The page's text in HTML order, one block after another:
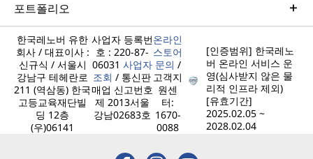
포트폴리오
한국레노버 유한
회사 / 대표이사 :
신규식 / 서울시
강남구 테헤란로
211 (역삼동) 한국
고등교육재단빌
딩 12층
(우)06141
사업자 등록번
호 : 220-87-
06031 사업자
조회 / 통신판
매업 신고번호
제 2013서울
강남02683호
온라인
스토어
문의 /
고객지
원센
터:
1670-
0088
[인증범위] 한국레노
버 온라인 서비스 운
영(심사받지 않은 물
리적 인프라 제외)
[유효기간]
2025.02.05 ~
2028.02.04